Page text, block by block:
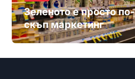
Зеленото е просто по-
скъп маркетинг